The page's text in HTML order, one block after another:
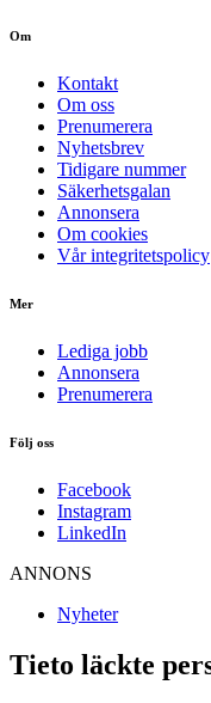
Om
Kontakt
Om oss
Prenumerera
Nyhetsbrev
Tidigare nummer
Säkerhetsgalan
Annonsera
Om cookies
Vår integritetspolicy
Mer
Lediga jobb
Annonsera
Prenumerera
Följ oss
Facebook
Instagram
LinkedIn
ANNONS
Nyheter
Tieto läckte